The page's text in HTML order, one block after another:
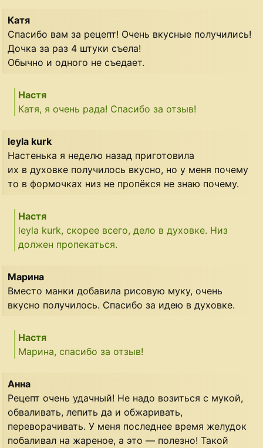
Катя
Спасибо вам за рецепт! Очень вкусные получились!
Дочка за раз 4 штуки съела!
Обычно и одного не съедает.
Настя
Катя, я очень рада! Спасибо за отзыв!
leyla kurk
Настенька я неделю назад приготовила
их в духовке получилось вкусно, но у меня почему
то в формочках низ не пропёкся не знаю почему.
Настя
leyla kurk, скорее всего, дело в духовке. Низ
должен пропекаться.
Марина
Вместо манки добавила рисовую муку, очень
вкусно получилось. Спасибо за идею в духовке.
Настя
Марина, спасибо за отзыв!
Анна
Рецепт очень удачный! Не надо возиться с мукой,
обваливать, лепить да и обжаривать,
переворачивать. У меня последнее время желудок
побаливал на жареное, а это — полезно! Такой